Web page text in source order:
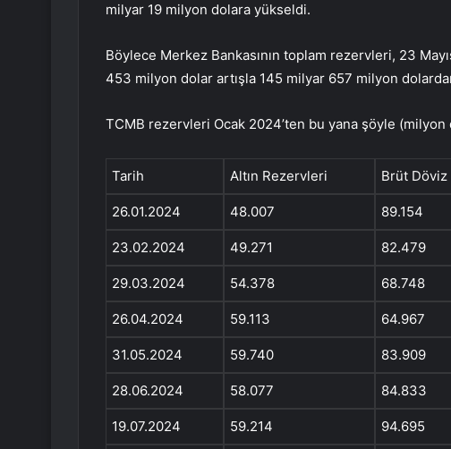
milyar 19 milyon dolara yükseldi.
Böylece Merkez Bankasının toplam rezervleri, 23
453 milyon dolar artışla 145 milyar 657 milyon
TCMB rezervleri Ocak 2024’ten bu yana şöyle (milyon
Tarih Altın Rezervleri Brüt
26.01.2024 48.007 89.154
23.02.2024 49.271 82.479
29.03.2024 54.378 68.748
26.04.2024 59.113 64.967
31.05.2024 59.740 83.909
28.06.2024 58.077 84.833
19.07.2024 59.214 94.695